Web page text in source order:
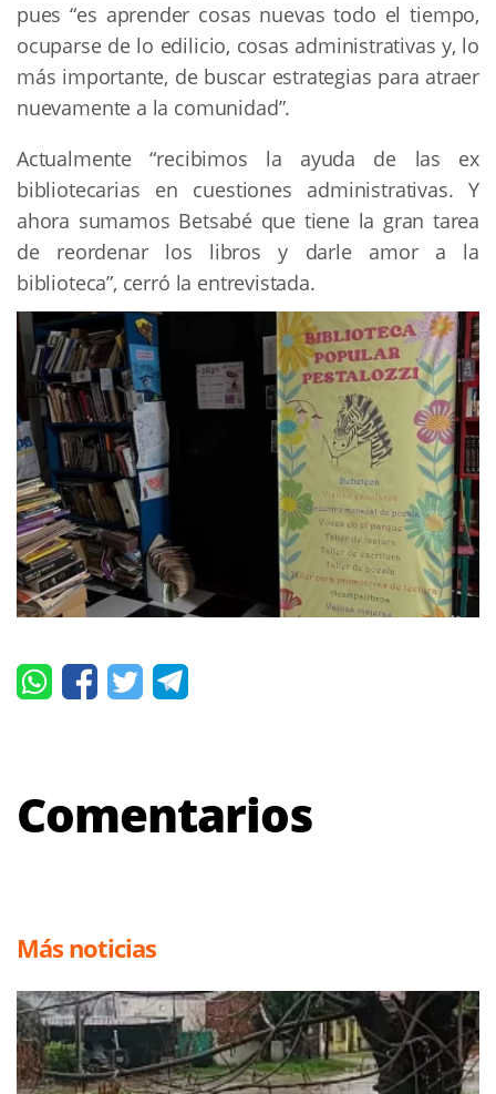
pues “es aprender cosas nuevas todo el tiempo,
ocuparse de lo edilicio, cosas administrativas y, lo
más importante, de buscar estrategias para atraer
nuevamente a la comunidad”.
Actualmente “recibimos la ayuda de las ex
bibliotecarias en cuestiones administrativas. Y
ahora sumamos Betsabé que tiene la gran tarea
de reordenar los libros y darle amor a la
biblioteca”, cerró la entrevistada.
Comentarios
Más noticias